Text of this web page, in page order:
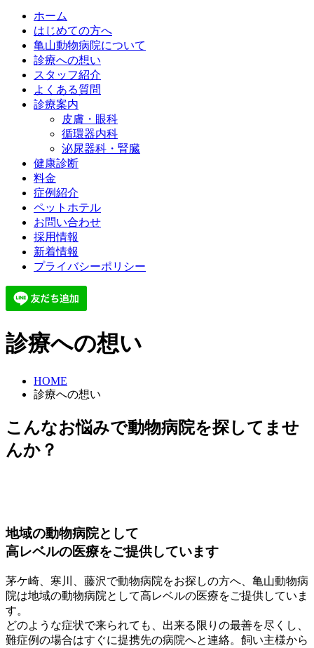
ホーム
はじめての方へ
亀山動物病院について
診療への想い
スタッフ紹介
よくある質問
診療案内
皮膚・眼科
循環器内科
泌尿器科・腎臓
健康診断
料金
症例紹介
ペットホテル
お問い合わせ
採用情報
新着情報
プライバシーポリシー
診療への想い
HOME
診療への想い
こんなお悩みで動物病院を探してませ
んか？
地域の動物病院として
高レベルの医療をご提供しています
茅ケ崎、寒川、藤沢で動物病院をお探しの方へ、亀山動物病
院は地域の動物病院として高レベルの医療をご提供していま
す。
どのような症状で来られても、出来る限りの最善を尽くし、
難症例の場合はすぐに提携先の病院へと連絡。飼い主様から